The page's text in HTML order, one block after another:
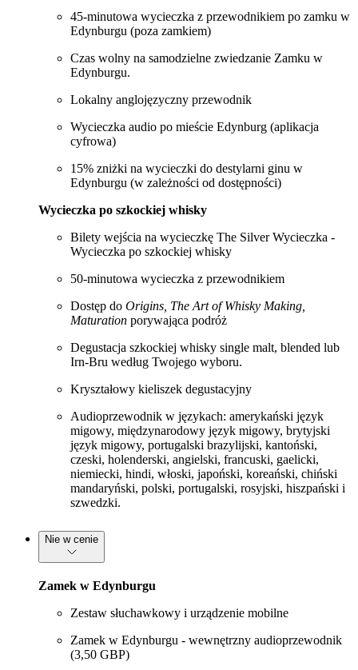
45-minutowa wycieczka z przewodnikiem po zamku w
Edynburgu (poza zamkiem)
Czas wolny na samodzielne zwiedzanie Zamku w
Edynburgu.
Lokalny anglojęzyczny przewodnik
Wycieczka audio po mieście Edynburg (aplikacja
cyfrowa)
15% zniżki na wycieczki do destylarni ginu w
Edynburgu (w zależności od dostępności)
Wycieczka po szkockiej whisky
Bilety wejścia na wycieczkę The Silver Wycieczka -
Wycieczka po szkockiej whisky
50-minutowa wycieczka z przewodnikiem
Dostęp do Origins, The Art of Whisky Making,
Maturation porywająca podróż
Degustacja szkockiej whisky single malt, blended lub
Irn-Bru według Twojego wyboru.
Kryształowy kieliszek degustacyjny
Audioprzewodnik w językach: amerykański język
migowy, międzynarodowy język migowy, brytyjski
język migowy, portugalski brazylijski, kantoński,
czeski, holenderski, angielski, francuski, gaelicki,
niemiecki, hindi, włoski, japoński, koreański, chiński
mandaryński, polski, portugalski, rosyjski, hiszpański i
szwedzki.
Nie w cenie
Zamek w Edynburgu
Zestaw słuchawkowy i urządzenie mobilne
Zamek w Edynburgu - wewnętrzny audioprzewodnik
(3,50 GBP)